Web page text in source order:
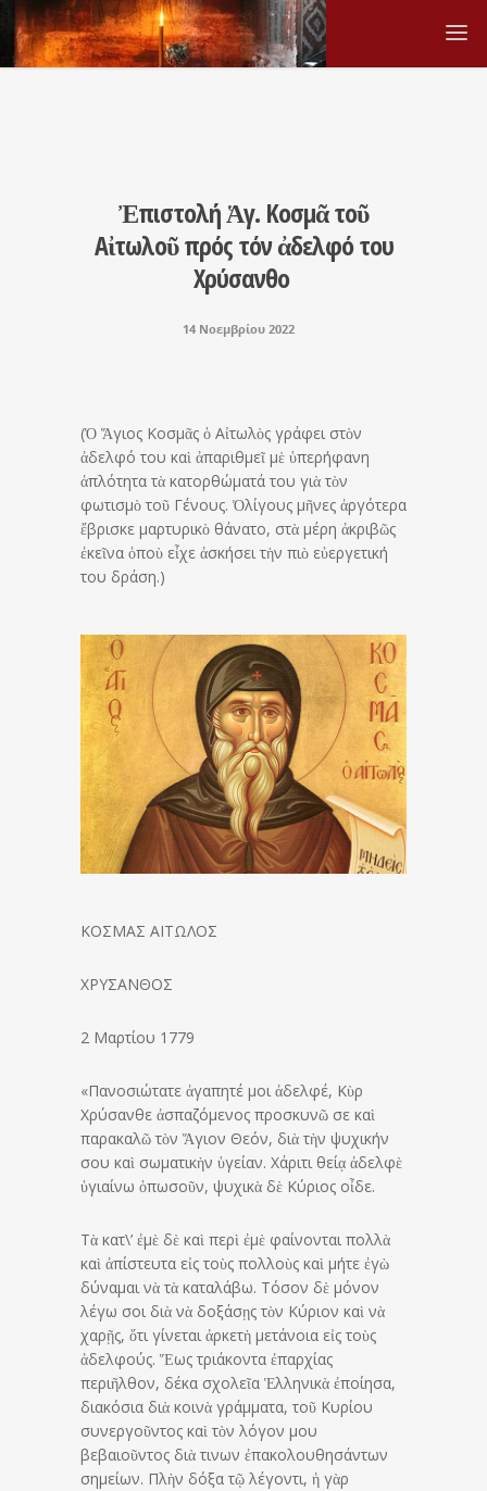
Ἐπιστολή Ἁγ. Κοσμᾶ τοῦ
Αἰτωλοῦ πρός τόν ἀδελφό του
Χρύσανθο
14 Νοεμβρίου 2022
(Ὁ Ἅγιος Κοσμᾶς ὁ Αἰτωλὸς γράφει στὸν
ἀδελφό του καὶ ἀπαριθμεῖ μὲ ὑπερήφανη
ἁπλότητα τὰ κατορθώματά του γιὰ τὸν
φωτισμὸ τοῦ Γένους. Ὀλίγους μῆνες ἀργότερα
ἔβρισκε μαρτυρικὸ θάνατο, στὰ μέρη ἀκριβῶς
ἐκεῖνα ὁποὺ εἶχε ἀσκήσει τὴν πιὸ εὐεργετική
του δράση.)
ΚΟΣΜΑΣ ΑΙΤΩΛΟΣ
ΧΡΥΣΑΝΘΟΣ
2 Μαρτίου 1779
«Πανοσιώτατε ἀγαπητέ μοι ἀδελφέ, Κὺρ
Χρύσανθε ἀσπαζόμενος προσκυνῶ σε καὶ
παρακαλῶ τὸν Ἅγιον Θεόν, διὰ τὴν ψυχικήν
σου καὶ σωματικὴν ὑγείαν. Χάριτι θείᾳ ἀδελφὲ
ὑγιαίνω ὁπωσοῦν, ψυχικὰ δὲ Κύριος οἶδε.
Τὰ κατ\’ ἐμὲ δὲ καὶ περὶ ἐμὲ φαίνονται πολλὰ
καὶ ἀπίστευτα εἰς τοὺς πολλοὺς καὶ μήτε ἐγὼ
δύναμαι νὰ τὰ καταλάβω. Τόσον δὲ μόνον
λέγω σοι διὰ νὰ δοξάσῃς τὸν Κύριον καὶ νὰ
χαρῇς, ὅτι γίνεται ἀρκετὴ μετάνοια εἰς τοὺς
ἀδελφούς. Ἕως τριάκοντα ἐπαρχίας
περιῆλθον, δέκα σχολεῖα Ἑλληνικὰ ἐποίησα,
διακόσια διὰ κοινὰ γράμματα, τοῦ Κυρίου
συνεργοῦντος καὶ τὸν λόγον μου
βεβαιοῦντος διὰ τινων ἐπακολουθησάντων
σημείων. Πλὴν δόξα τῷ λέγοντι, ἡ γὰρ